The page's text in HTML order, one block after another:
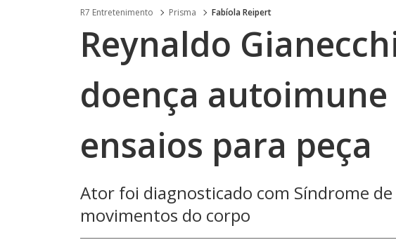
R7 Entretenimento Prisma Fabíola Reipert
Reynaldo
doença
ensaios para peça
Ator foi diagnosticado com Síndrome
movimentos do corpo